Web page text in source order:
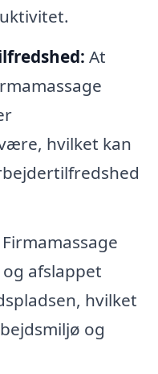
At
hvilket kan
Firmamassage
afslappet
hvilket
og